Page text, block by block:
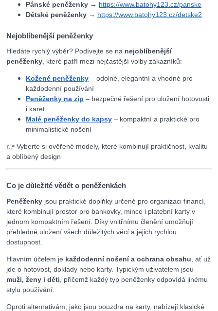
Pánské peněženky → https://www.batohy123.cz/panske
Dětské peněženky → https://www.batohy123.cz/detske2
Nejoblíbenější peněženky
Hledáte rychlý výběr? Podívejte se na nejoblíbenější
peněženky, které patří mezi nejčastější volby zákazníků:
Kožené peněženky – odolné, elegantní a vhodné pro
každodenní používání
Peněženky na zip – bezpečné řešení pro uložení hotovosti
i karet
Malé peněženky do kapsy – kompaktní a praktické pro
minimalistické nošení
👉 Vyberte si ověřené modely, které kombinují praktičnost, kvalitu
a oblíbený design
Co je důležité vědět o peněženkách
Peněženky jsou praktické doplňky určené pro organizaci financí,
které kombinují prostor pro bankovky, mince i platební karty v
jednom kompaktním řešení. Díky vnitřnímu členění umožňují
přehledné uložení všech důležitých věcí a jejich rychlou
dostupnost.
Hlavním účelem je každodenní nošení a ochrana obsahu , ať už
jde o hotovost, doklady nebo karty. Typickým uživatelem jsou
muži, ženy i děti , přičemž každý typ peněženky odpovídá jinému
stylu používání.
Oproti alternativám, jako jsou pouzdra na karty, nabízejí klasické